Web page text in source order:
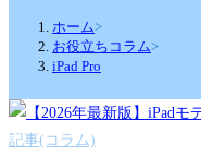
ホーム>
お役立ちコラム>
iPad Pro
記事(コラム)